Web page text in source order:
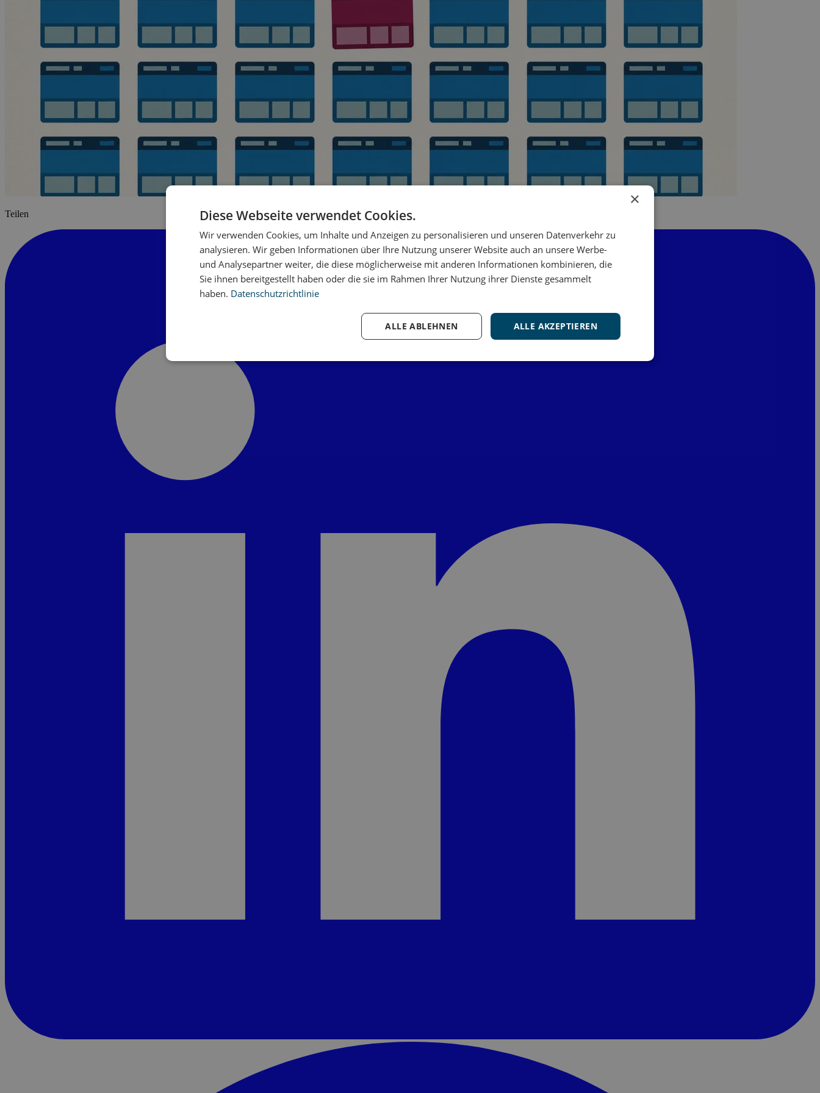
Teilen
×
Diese Webseite verwendet Cookies.
Wir verwenden Cookies, um Inhalte und Anzeigen zu personalisieren und unseren Datenverkehr zu
analysieren. Wir geben Informationen über Ihre Nutzung unserer Website auch an unsere Werbe-
und Analysepartner weiter, die diese möglicherweise mit anderen Informationen kombinieren, die
Sie ihnen bereitgestellt haben oder die sie im Rahmen Ihrer Nutzung ihrer Dienste gesammelt
haben. Datenschutzrichtlinie
ALLE AKZEPTIEREN
ALLE ABLEHNEN